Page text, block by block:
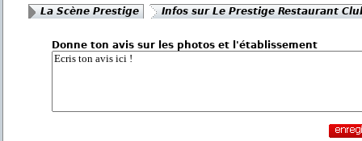
La Scène Prestige Infos sur Le Prestige Restaurant
Donne ton avis sur les photos et l'établissement